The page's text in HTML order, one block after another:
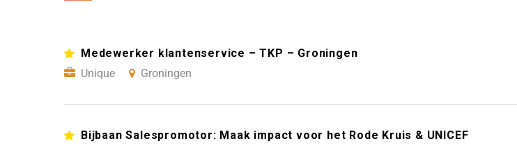
Medewerker klantenservice – TKP – Groningen
Unique
Groningen
Bijbaan Salespromotor: Maak impact voor het Rode Kruis & UNICEF